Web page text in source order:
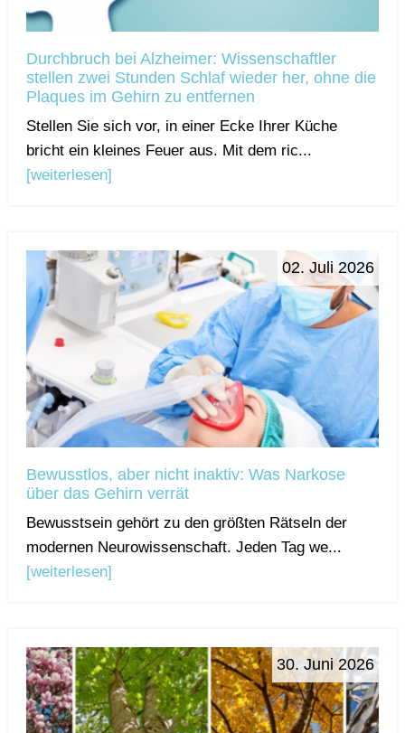
Durchbruch bei Alzheimer: Wissenschaftler
stellen zwei Stunden Schlaf wieder her, ohne die
Plaques im Gehirn zu entfernen
Stellen Sie sich vor, in einer Ecke Ihrer Küche
bricht ein kleines Feuer aus. Mit dem ric...
[weiterlesen]
02. Juli 2026
Bewusstlos, aber nicht inaktiv: Was Narkose
über das Gehirn verrät
Bewusstsein gehört zu den größten Rätseln der
modernen Neurowissenschaft. Jeden Tag we...
[weiterlesen]
30. Juni 2026